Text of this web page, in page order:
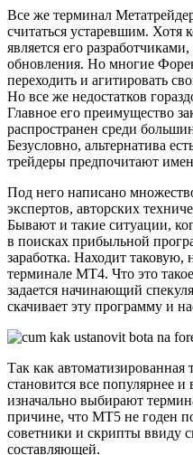
Все же терминал
считаться устаревшим. Хотя
является его
обновления. Но многие
переходить и агитировать
Но все же недостатков
Главное его преимущество
распространен среди
Безусловно, альтернатива
трейдеры предпочитают
Под него написано
экспертов, авторских
Бывают и такие ситуации,
в поисках прибыльной
заработка. Находит таковую,
терминале МТ4. Что это
задается начинающий
скачивает эту программу и
Так как
становится все популярнее
изначально выбирают
причине, что МТ5 не годен
советники и скрипты ввиду
составляющей.